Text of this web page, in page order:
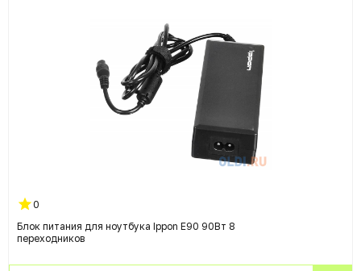
0
Блок питания для ноутбука Ippon E90 90Вт 8
переходников